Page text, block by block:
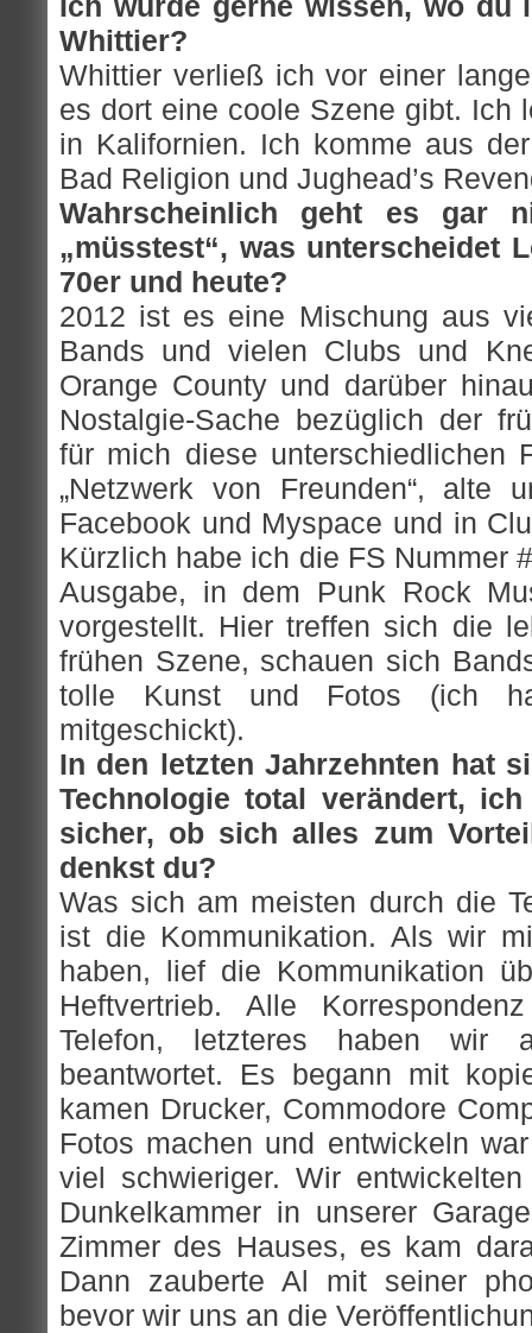
Whittier?
Whittier verließ ich vor einer
es dort eine coole Szene gibt. Ich
in Kalifornien. Ich komme aus
Bad Religion und Jughead’s
Wahrscheinlich geht es gar
„müsstest“, was unterscheidet
70er und heute?
2012 ist es eine Mischung aus
Bands und vielen Clubs und
Orange County und darüber
Nostalgie-Sache bezüglich der
für mich diese unterschiedlichen
„Netzwerk von Freunden“, alte
Facebook und Myspace und in
Kürzlich habe ich die FS Nummer
Ausgabe, in dem Punk Rock
vorgestellt. Hier treffen sich die
frühen Szene, schauen sich
tolle Kunst und Fotos (ich
mitgeschickt).
In den letzten Jahrzehnten hat
Technologie total verändert,
sicher, ob sich alles zum
denkst du?
Was sich am meisten durch die
ist die Kommunikation. Als wir
haben, lief die Kommunikation
Heftvertrieb. Alle
Telefon, letzteres haben wir
beantwortet. Es begann mit
kamen Drucker, Commodore
Fotos machen und entwickeln
viel schwieriger. Wir
Dunkelkammer in unserer
Zimmer des Hauses, es kam
Dann zauberte Al mit seiner
bevor wir uns an die